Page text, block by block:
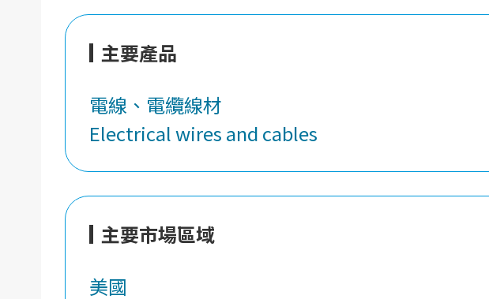
主要產品
電線、電纜線材
Electrical wires and cables
主要市場區域
美國